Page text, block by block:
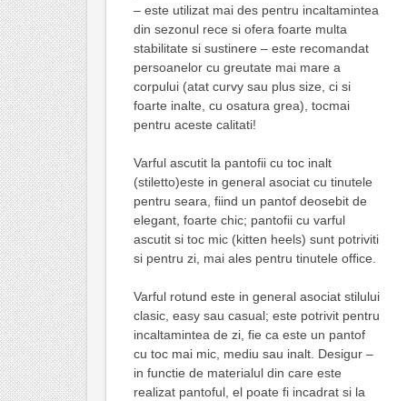
– este utilizat mai des pentru incaltamintea
din sezonul rece si ofera foarte multa
stabilitate si sustinere – este recomandat
persoanelor cu greutate mai mare a
corpului (atat curvy sau plus size, ci si
foarte inalte, cu osatura grea), tocmai
pentru aceste calitati!
Varful ascutit la pantofii cu toc inalt
(stiletto)este in general asociat cu tinutele
pentru seara, fiind un pantof deosebit de
elegant, foarte chic; pantofii cu varful
ascutit si toc mic (kitten heels) sunt potriviti
si pentru zi, mai ales pentru tinutele office.
Varful rotund este in general asociat stilului
clasic, easy sau casual; este potrivit pentru
incaltamintea de zi, fie ca este un pantof
cu toc mai mic, mediu sau inalt. Desigur –
in functie de materialul din care este
realizat pantoful, el poate fi incadrat si la